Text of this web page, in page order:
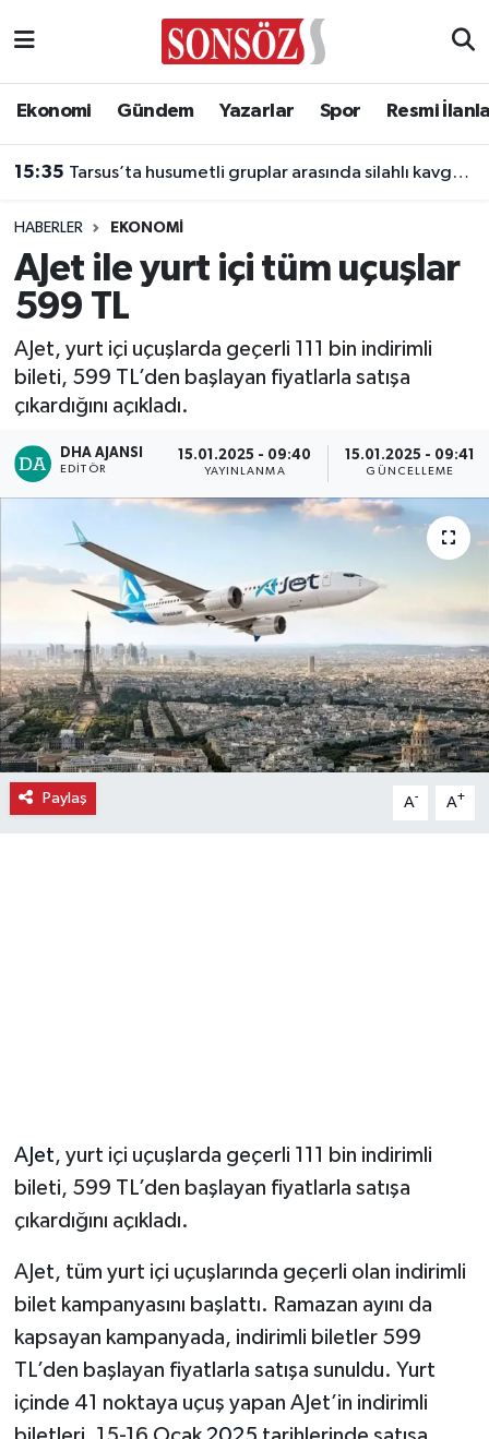
Ekonomi Gündem Yazarlar Spor Resmi
15:35 Tarsus’ta husumetli gruplar arasında silahlı kavga: 2 kuzen öldü
HABERLER EKONOMI
AJet ile yurt içi tüm uçuşlar
599 TL
AJet, yurt içi uçuşlarda geçerli 111 bin indirimli
bileti, 599 TL’den başlayan fiyatlarla satışa
çıkardığını açıkladı.
DHA AJANSI
EDITÖR
15.01.2025 - 09:40
YAYINLANMA
15.01.2025 - 09:41
GÜNCELLEME
Paylaş A- A+
AJet, yurt içi uçuşlarda geçerli 111 bin indirimli
bileti, 599 TL’den başlayan fiyatlarla satışa
çıkardığını açıkladı.
AJet, tüm yurt içi uçuşlarında geçerli olan indirimli
bilet kampanyasını başlattı. Ramazan ayını da
kapsayan kampanyada, indirimli biletler 599
TL’den başlayan fiyatlarla satışa sunuldu. Yurt
içinde 41 noktaya uçuş yapan AJet’in indirimli
Asayiş
Biyografi
Çevre
Diğer
Dünya
Eğitim
Ekonomi
Eleman
Emlak
Gündem
Gurme
Haber
Seri İlan
Sokak Hayvanlarını Sahiplendirme
Sonsöz Özel
Ankara Nöbetçi Eczaneler
Ankara Trafik Yoğunluk Haritası
Süper Lig Puan Durumu ve Fikstür
Tüm Manşetler
Son Dakika Haberleri
Haber Arşivi